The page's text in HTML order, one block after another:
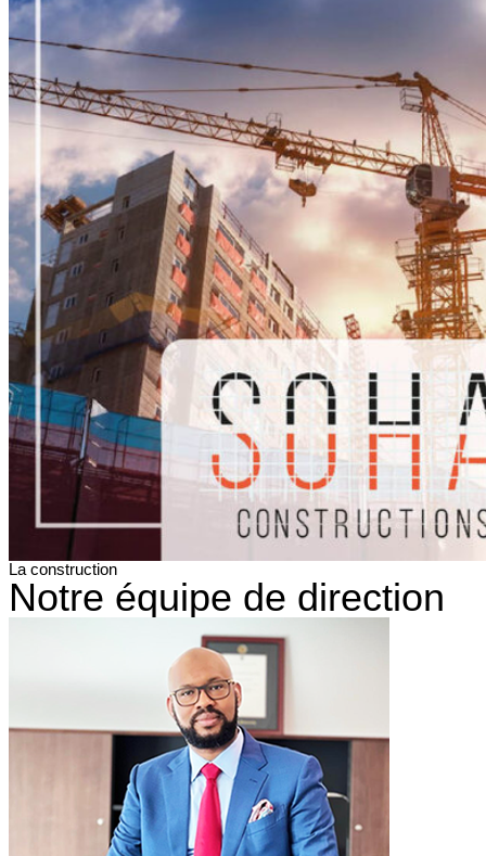
La construction
Notre équipe de direction